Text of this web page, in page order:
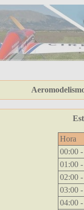
Hora
00:00
01:00
02:00
03:00
04:00